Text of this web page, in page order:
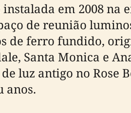
em 2008 na
de reunião
de ferro fundido,
Santa Monica e
luz antigo no Rose
anos.